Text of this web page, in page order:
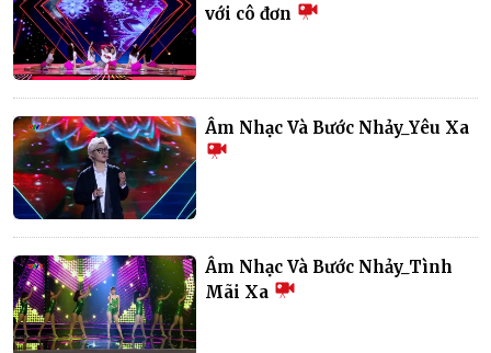
với cô đơn
Âm Nhạc Và Bước Nhảy_Yêu Xa
Âm Nhạc Và Bước Nhảy_Tình
Mãi Xa